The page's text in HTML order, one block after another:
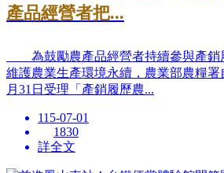
產品經營者把...
為鼓勵農產品經營者持續參與產銷
維護農業生產環境永續，農業部農糧署
月31日受理「產銷履歷農...
115-07-01
1830
詳全文